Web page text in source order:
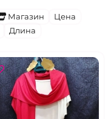
Магазин
Цена
Длина